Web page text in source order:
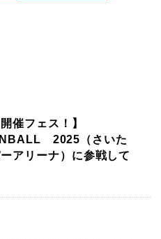
催フェス！】
2025（さいた
アリーナ）に参戦して